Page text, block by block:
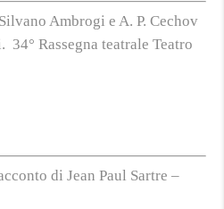
Ambrogi e A. P. Cechov
Rassegna teatrale Teatro
di Jean Paul Sartre –